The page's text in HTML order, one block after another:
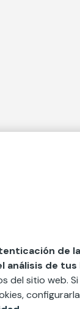
Red
de
análisis de tus
del sitio web.